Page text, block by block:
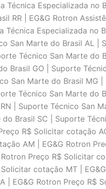
Técnica Especializada no
RR | EG&G Rotron
Técnica Especializada
San Marte do Brasil AL
Técnico San Marte do
Brasil GO | Suporte
San Marte do Brasil MG
Técnico San Marte
| Suporte Técnico San
do Brasil SC | Suporte
R$ Solicitar cotaçāo
AM | EG&G Rotron
Preço R$ Solicitar
cotaçāo MT |
| EG&G Rotron Preço R$